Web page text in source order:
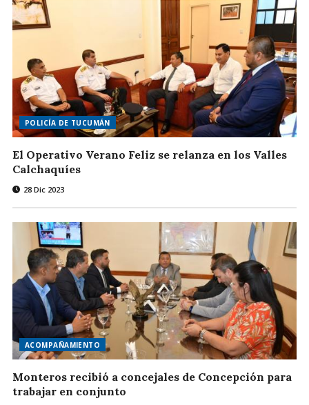
POLICÍA DE TUCUMÁN
El Operativo Verano Feliz se relanza en los Valles
Calchaquíes
28 Dic 2023
ACOMPAÑAMIENTO
Monteros recibió a concejales de Concepción para
trabajar en conjunto